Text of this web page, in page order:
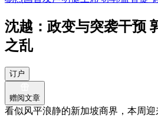
沈越：政变与突袭干预
之乱
订户
赠阅文章
看似风平浪静的新加坡商界，本周